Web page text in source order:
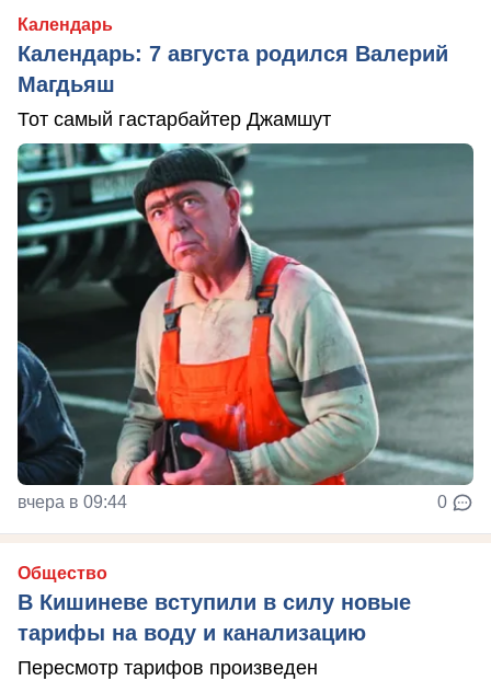
Календарь
Календарь: 7 августа родился Валерий
Магдьяш
Тот самый гастарбайтер Джамшут
вчера в 09:44 0
Общество
В Кишиневе вступили в силу новые
тарифы на воду и канализацию
Пересмотр тарифов произведен